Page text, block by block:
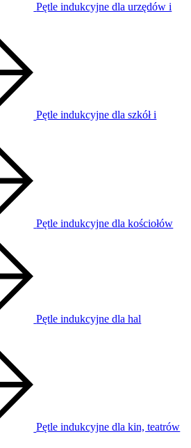
Pętle indukcyjne dla urzędów i
Pętle indukcyjne dla szkół i
Pętle indukcyjne dla kościołów
Pętle indukcyjne dla hal
Pętle indukcyjne dla kin, teatrów